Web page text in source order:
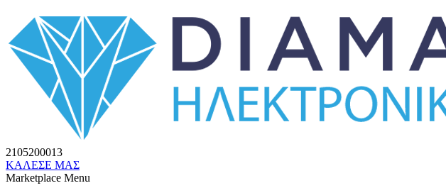
2105200013
ΚΑΛΕΣΕ ΜΑΣ
Marketplace Menu